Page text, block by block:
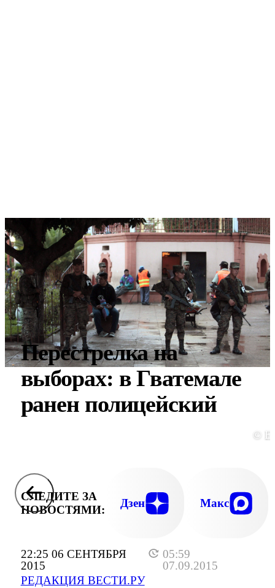
22:25 06 СЕНТЯБРЯ
2015
05:59
07.09.2015
РЕДАКЦИЯ ВЕСТИ.РУ
Перестрелка на
выборах: в Гватемале
ранен полицейский
©
СЛЕДИТЕ ЗА
НОВОСТЯМИ:
Дзен Макс